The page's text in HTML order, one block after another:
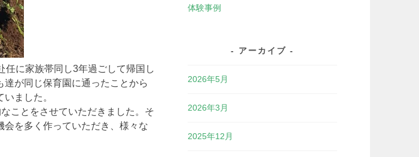
任に家族帯同し3年過ごして帰国し
が同じ保育園に通ったことから
ました。
ことをさせていただきました。そ
を多く作っていただき、様々な
体験事例
アーカイブ
2026年5月
2026年3月
2025年12月